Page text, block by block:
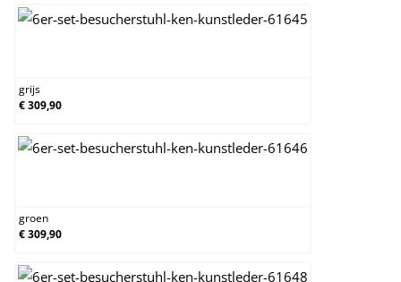
grijs
€ 309,90
groen
€ 309,90